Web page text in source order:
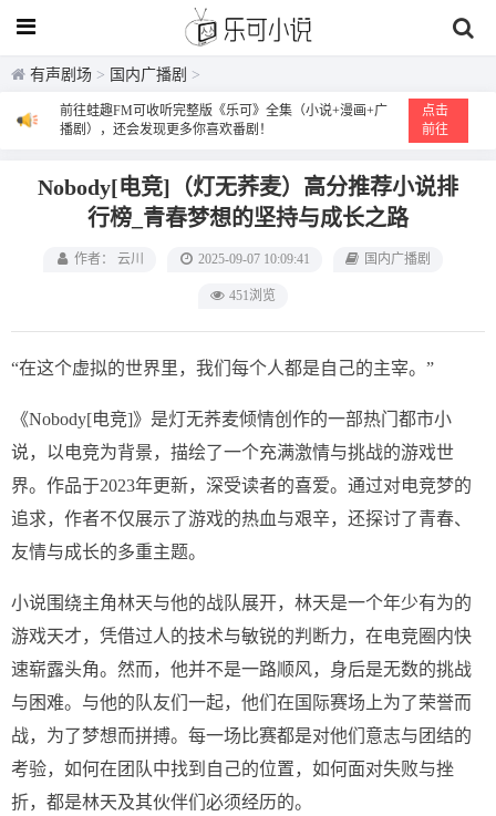
有声剧场 > 国内广播剧 >
前往蛙趣FM可收听完整版《乐可》全集（小说+漫画+广
播剧），还会发现更多你喜欢番剧！
点击
前往
Nobody[电竞]（灯无荞麦）高分推荐小说排
行榜_青春梦想的坚持与成长之路
作者： 云川 2025-09-07 10:09:41 国内广播剧
451浏览
“在这个虚拟的世界里，我们每个人都是自己的主宰。”
《Nobody[电竞]》是灯无荞麦倾情创作的一部热门都市小
说，以电竞为背景，描绘了一个充满激情与挑战的游戏世
界。作品于2023年更新，深受读者的喜爱。通过对电竞梦的
追求，作者不仅展示了游戏的热血与艰辛，还探讨了青春、
友情与成长的多重主题。
小说围绕主角林天与他的战队展开，林天是一个年少有为的
游戏天才，凭借过人的技术与敏锐的判断力，在电竞圈内快
速崭露头角。然而，他并不是一路顺风，身后是无数的挑战
与困难。与他的队友们一起，他们在国际赛场上为了荣誉而
战，为了梦想而拼搏。每一场比赛都是对他们意志与团结的
考验，如何在团队中找到自己的位置，如何面对失败与挫
折，都是林天及其伙伴们必须经历的。